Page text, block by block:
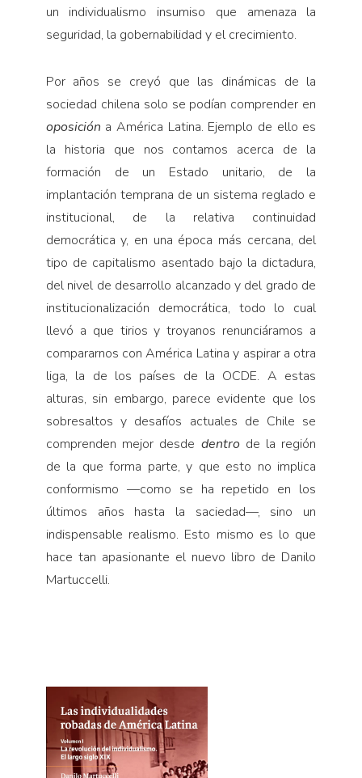
un individualismo insumiso que amenaza la
seguridad, la gobernabilidad y el crecimiento.
Por años se creyó que las dinámicas de la
sociedad chilena solo se podían comprender en
oposición a América Latina. Ejemplo de ello es
la historia que nos contamos acerca de la
formación de un Estado unitario, de la
implantación temprana de un sistema reglado e
institucional, de la relativa continuidad
democrática y, en una época más cercana, del
tipo de capitalismo asentado bajo la dictadura,
del nivel de desarrollo alcanzado y del grado de
institucionalización democrática, todo lo cual
llevó a que tirios y troyanos renunciáramos a
compararnos con América Latina y aspirar a otra
liga, la de los países de la OCDE. A estas
alturas, sin embargo, parece evidente que los
sobresaltos y desafíos actuales de Chile se
comprenden mejor desde dentro de la región
de la que forma parte, y que esto no implica
conformismo —como se ha repetido en los
últimos años hasta la saciedad—, sino un
indispensable realismo. Esto mismo es lo que
hace tan apasionante el nuevo libro de Danilo
Martuccelli.